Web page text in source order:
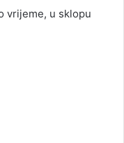
vrijeme, u sklopu